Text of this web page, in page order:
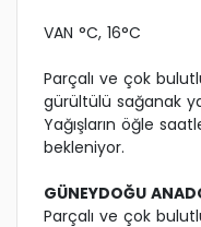
VAN °C, 16°C
Parçalı ve çok
gürültülü sağanak
Yağışların öğle
bekleniyor.
GÜNEYDOĞU
Parçalı ve çok